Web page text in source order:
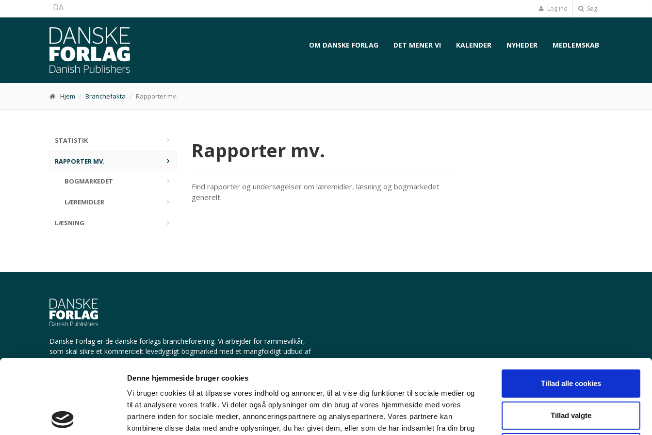
Denne hjemmeside bruger cookies
Vi bruger cookies til at tilpasse vores indhold og annoncer, til at vise dig funktioner til sociale medier og
til at analysere vores trafik. Vi deler også oplysninger om din brug af vores hjemmeside med vores
partnere inden for sociale medier, annonceringspartnere og analysepartnere. Vores partnere kan
kombinere disse data med andre oplysninger, du har givet dem, eller som de har indsamlet fra din brug
Tillad alle cookies
Tillad valgte
DA Log ind Søg
OM DANSKE FORLAG DET MENER VI KALENDER NYHEDER MEDLEMSKAB
Hjem Branchefakta Rapporter mv.
STATISTIK
RAPPORTER MV.
BOGMARKEDET
LÆREMIDLER
LÆSNING
Rapporter mv.
Find rapporter og undersøgelser om læremidler, læsning og bogmarkedet
generelt.
Danske Forlag er de danske forlags brancheforening. Vi arbejder for rammevilkår,
som skal sikre et kommercielt levedygtigt bogmarked med et mangfoldigt udbud af
Børsgade 4 | 1215 København K